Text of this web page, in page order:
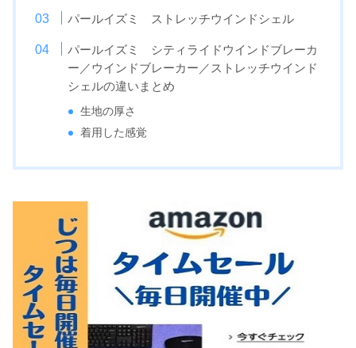
パールイズミ ストレッチウインドシェル
パールイズミ シティライドウインドブレーカ
ー／ウインドブレーカー／ストレッチウインド
シェルの違いまとめ
生地の厚さ
着用した感覚